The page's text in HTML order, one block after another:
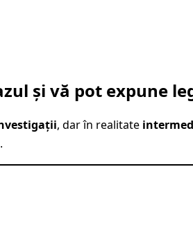
și vă pot expune
, dar în realitate